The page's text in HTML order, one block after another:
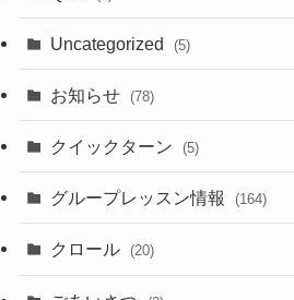
Uncategorized (5)
お知らせ (78)
クイックターン (5)
グループレッスン情報 (164)
クロール (20)